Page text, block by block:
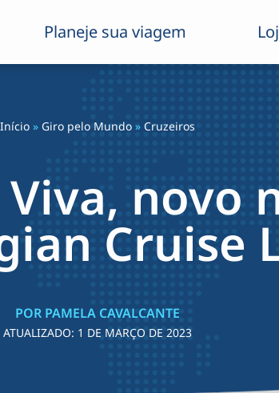
Planeje sua viagem
Início » Giro pelo Mundo » Cruzeiros
novo
Cruise
POR PAMELA CAVALCANTE
ATUALIZADO: 1 DE MARÇO DE 2023